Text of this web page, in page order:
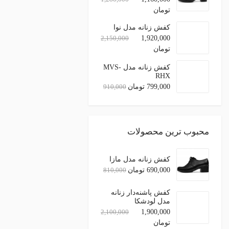
سایر
گیاهان دارویی
نوشیدنی و دمنوش ها
بهداشت و مراقبت حیوانات
زعفران و نبات
تومان
کفش زنانه مدل نوا
1,920,000
تومان
2,150,000
کفش زنانه مدل MVS-
RHX
799,000 تومان
910,000
محبوب ترین محصولات
کفش زنانه مدل مازا
690,000 تومان
810,000
کفش پاشنه‌دار زنانه
مدل لودشکا
1,900,000
تومان
2,100,000